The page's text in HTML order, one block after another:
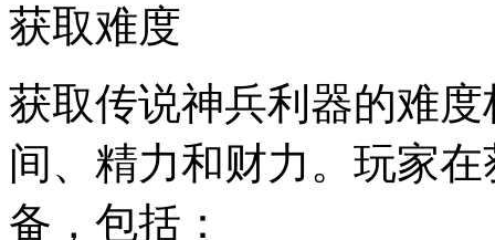
获取难度
获取传说神兵利器的难
间、精力和财力。玩家
备，包括：